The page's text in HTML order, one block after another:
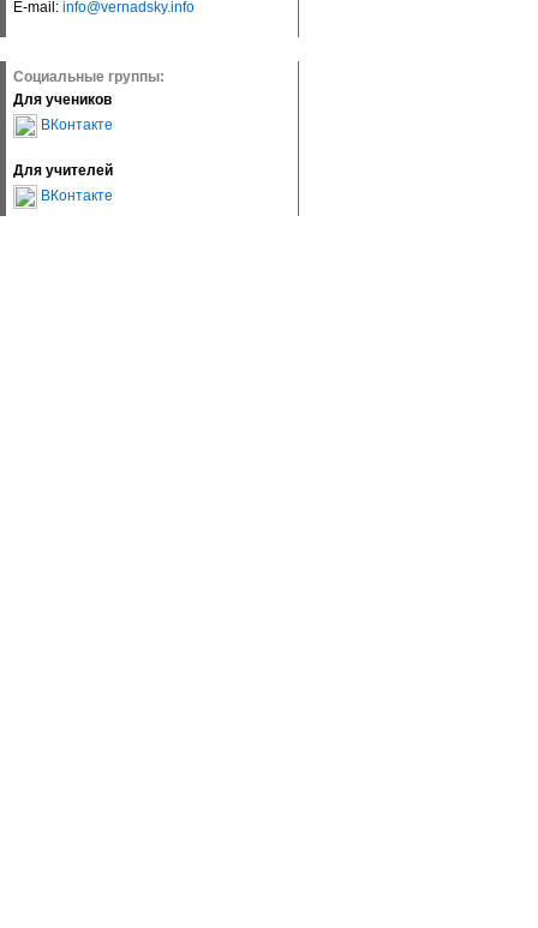
E-mail: info@vernadsky.info
Социальные группы:
Для учеников
ВКонтакте
Для учителей
ВКонтакте